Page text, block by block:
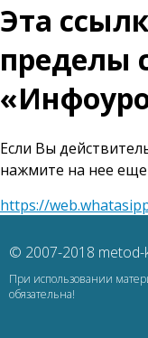
Эта
пределы
Если Вы
нажмите на нее еще
https://
© 2007-2018 metod-
При использовании
обязательна!